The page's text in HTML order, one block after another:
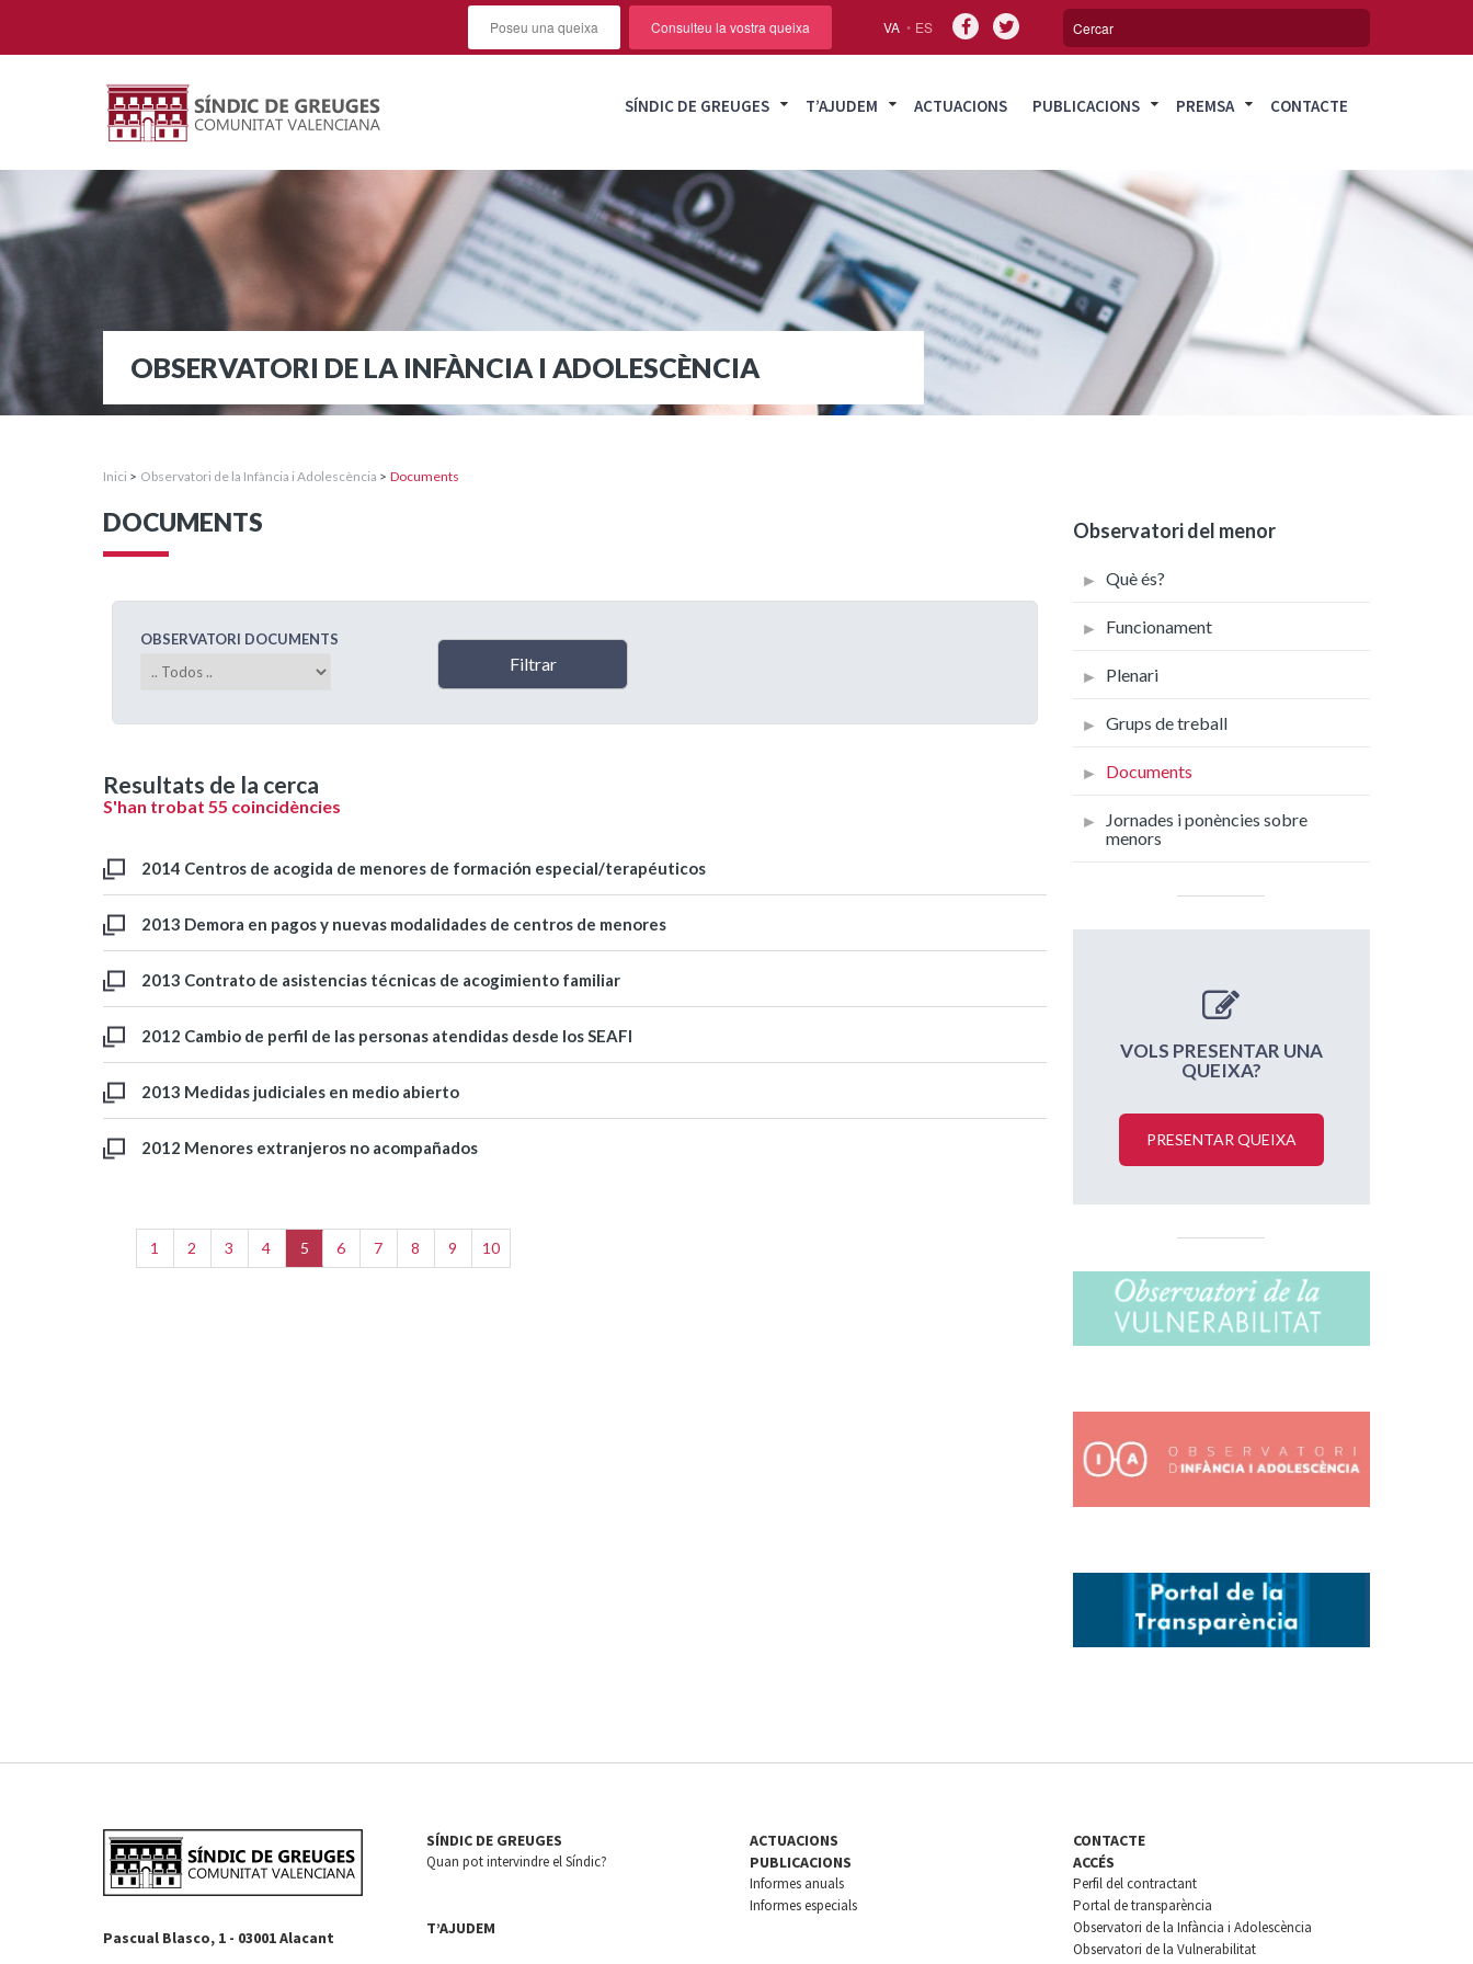
VA ES
Poseu una queixa Consulteu la vostra queixa
SÍNDIC DE GREUGES T’AJUDEM ACTUACIONS PUBLICACIONS PREMSA CONTACTE
OBSERVATORI DE LA INFÀNCIA I ADOLESCÈNCIA
Inici > Observatori de la Infància i Adolescència > Documents
DOCUMENTS
OBSERVATORI DOCUMENTS
Resultats de la cerca
S'han trobat 55 coincidències
2014 Centros de acogida de menores de formación especial/terapéuticos
2013 Demora en pagos y nuevas modalidades de centros de menores
2013 Contrato de asistencias técnicas de acogimiento familiar
2012 Cambio de perfil de las personas atendidas desde los SEAFI
2013 Medidas judiciales en medio abierto
2012 Menores extranjeros no acompañados
1 2 3 4 5 6 7 8 9 10
Observatori del menor
Què és?
Funcionament
Plenari
Grups de treball
Documents
Jornades i ponències sobre
menors
VOLS PRESENTAR UNA
QUEIXA?
PRESENTAR QUEIXA
Pascual Blasco, 1 - 03001 Alacant
SÍNDIC DE GREUGES
Quan pot intervindre el Síndic?
T’AJUDEM
ACTUACIONS
PUBLICACIONS
Informes anuals
Informes especials
CONTACTE
ACCÉS
Perfil del contractant
Portal de transparència
Observatori de la Infància i Adolescència
Observatori de la Vulnerabilitat